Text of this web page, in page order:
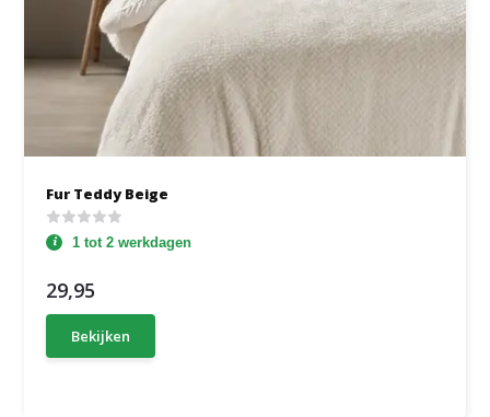
Fur Teddy Beige
1 tot 2 werkdagen
29,95
Bekijken